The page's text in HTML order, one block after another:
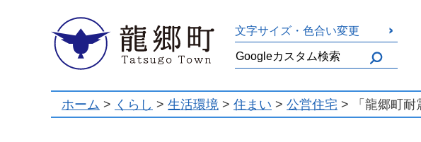
龍郷町 文字サイズ・色合い変更
ホーム > くらし > 生活環境 > 住まい > 公営住宅 > 「龍郷町耐